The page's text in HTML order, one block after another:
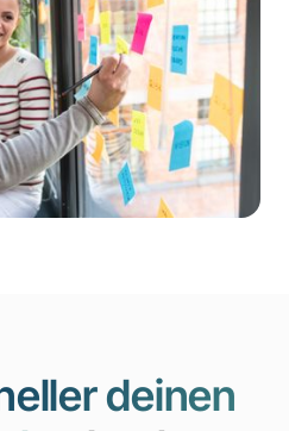
deinen